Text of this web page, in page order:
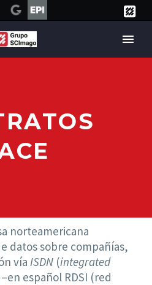
norteamericana
datos sobre compañías,
vía ISDN (integrated
español RDSI (red